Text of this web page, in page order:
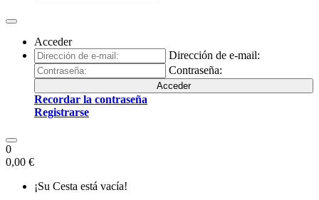
Acceder
Dirección de e-mail:
Contraseña:
Acceder
Recordar la contraseña
Registrarse
0
0,00 €
¡Su Cesta está vacía!